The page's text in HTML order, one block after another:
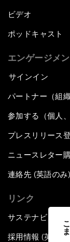
ビデオ
ポッドキャスト
エンゲージメ
サインイン
パートナー（組
参加する（個人、
プレスリリース
ニュースレター
連絡先 (英語のみ)
リンク
サステナビリテ
採用情報 (英語の